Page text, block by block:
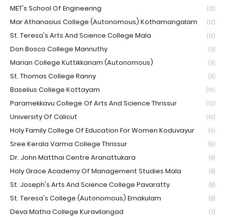
MET's School Of Engineering (12)
Mar Athanasius College (Autonomous) Kothamangalam (12)
St. Teresa's Arts And Science College Mala (12)
Don Bosco College Mannuthy (11)
Marian College Kuttikkanam (Autonomous) (11)
St. Thomas College Ranny (11)
Baselius College Kottayam (10)
Paramekkavu College Of Arts And Science Thrissur (10)
University Of Calicut (10)
Holy Family College Of Education For Women Koduvayur (9)
Sree Kerala Varma College Thrissur (9)
Dr. John Matthai Centre Aranattukara (8)
Holy Grace Academy Of Management Studies Mala (8)
St. Joseph's Arts And Science College Pavaratty (8)
St. Teresa's College (Autonomous) Ernakulam (8)
Deva Matha College Kuravilangad (7)